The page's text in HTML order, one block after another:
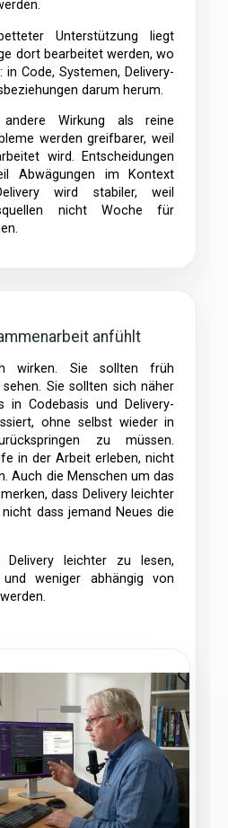
dort bearbeitet werden, wo
Code, Systemen, Delivery-
darum herum.
werden greifbarer, weil
wird. Entscheidungen
Abwägungen im Kontext
wird stabiler, weil
nicht Woche für
anfühlt
Sie sollten sich näher
in Codebasis und Delivery-
ohne selbst wieder in
zu müssen.
in der Arbeit erleben, nicht
Auch die Menschen um das
dass Delivery leichter
dass jemand Neues die
weniger abhängig von